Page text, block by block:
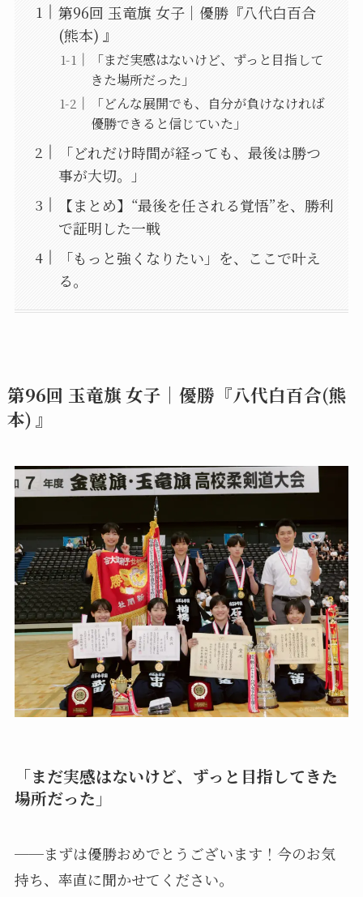
第96回 玉竜旗 女子｜優勝『八代白百合
(熊本) 』
「まだ実感はないけど、ずっと目指して
きた場所だった」
「どんな展開でも、自分が負けなければ
優勝できると信じていた」
「どれだけ時間が経っても、最後は勝つ
事が大切。」
【まとめ】“最後を任される覚悟”を、勝利
で証明した一戦
「もっと強くなりたい」を、ここで叶え
る。
第96回 玉竜旗 女子｜優勝『八代白百合(熊
本) 』
「まだ実感はないけど、ずっと目指してきた
場所だった」
──まずは優勝おめでとうございます！今のお気
持ち、率直に聞かせてください。